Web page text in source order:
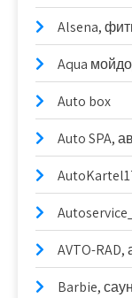
Alsena,
Aqua
Auto box
Auto SPA,
AVTO-
Barbie,